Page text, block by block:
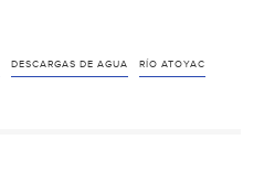
DESCARGAS DE AGUA RÍO ATOYAC